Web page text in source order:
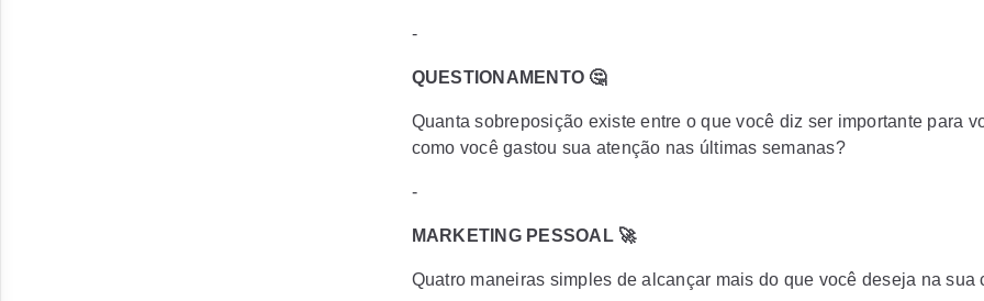
-
QUESTIONAMENTO 🤔
Quanta sobreposição existe entre o que você diz ser importante para
como você gastou sua atenção nas últimas semanas?
-
MARKETING PESSOAL 🚀
Quatro maneiras simples de alcançar mais do que você deseja na sua